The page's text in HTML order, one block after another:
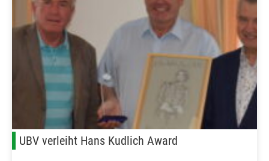
UBV verleiht Hans Kudlich Award